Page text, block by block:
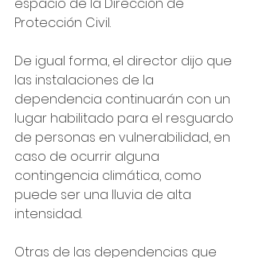
Protección Civil.
De igual forma, el director dijo que
las instalaciones de la
dependencia continuarán con un
lugar habilitado para el resguardo
de personas en vulnerabilidad, en
caso de ocurrir alguna
contingencia climática, como
puede ser una lluvia de alta
intensidad.
Otras de las dependencias que